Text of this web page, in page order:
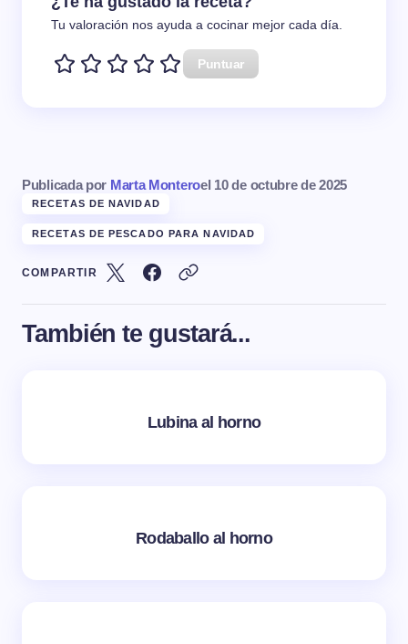
Tu valoración nos ayuda a cocinar mejor cada día.
Puntuar
Publicada por Marta Monteroel 10 de octubre de 2025
RECETAS DE NAVIDAD
RECETAS DE PESCADO PARA NAVIDAD
COMPARTIR
También te gustará...
Lubina al horno
Rodaballo al horno